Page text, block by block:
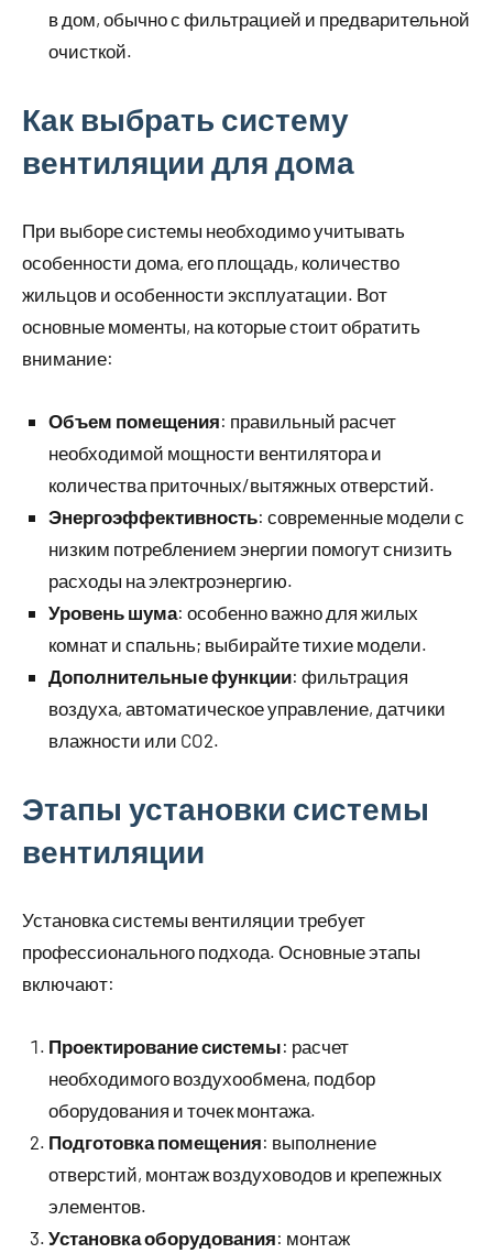
в дом, обычно с фильтрацией и предварительной
очисткой.
Как выбрать систему
вентиляции для дома
При выборе системы необходимо учитывать
особенности дома, его площадь, количество
жильцов и особенности эксплуатации. Вот
основные моменты, на которые стоит обратить
внимание:
Объем помещения: правильный расчет
необходимой мощности вентилятора и
количества приточных/вытяжных отверстий.
Энергоэффективность: современные модели с
низким потреблением энергии помогут снизить
расходы на электроэнергию.
Уровень шума: особенно важно для жилых
комнат и спальнь; выбирайте тихие модели.
Дополнительные функции: фильтрация
воздуха, автоматическое управление, датчики
влажности или CO2.
Этапы установки системы
вентиляции
Установка системы вентиляции требует
профессионального подхода. Основные этапы
включают:
Проектирование системы: расчет
необходимого воздухообмена, подбор
оборудования и точек монтажа.
Подготовка помещения: выполнение
отверстий, монтаж воздуховодов и крепежных
элементов.
Установка оборудования: монтаж